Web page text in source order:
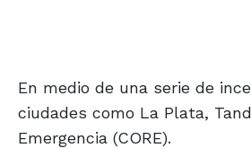
En medio de una serie de
ciudades como La Plata,
Emergencia (CORE).